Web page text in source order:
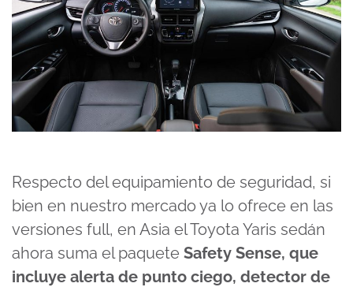
Respecto del equipamiento de seguridad, si
bien en nuestro mercado ya lo ofrece en las
versiones full, en Asia el Toyota Yaris sedán
ahora suma el paquete Safety Sense, que
incluye alerta de punto ciego, detector de